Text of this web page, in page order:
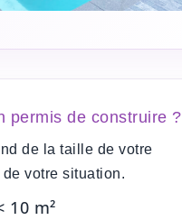
permis de construire ?
de la taille de votre
votre situation.
10 m²